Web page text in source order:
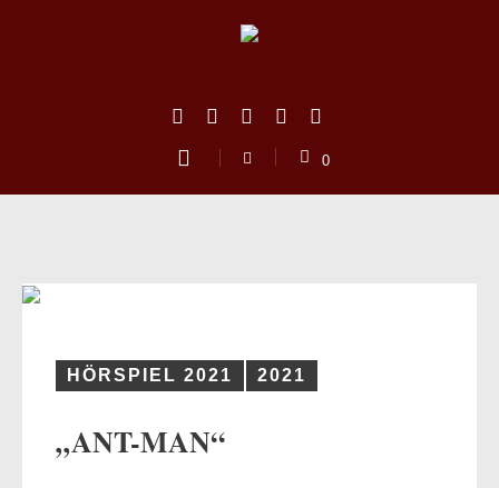
0
HÖRSPIEL 2021 2021
„ANT-MAN“